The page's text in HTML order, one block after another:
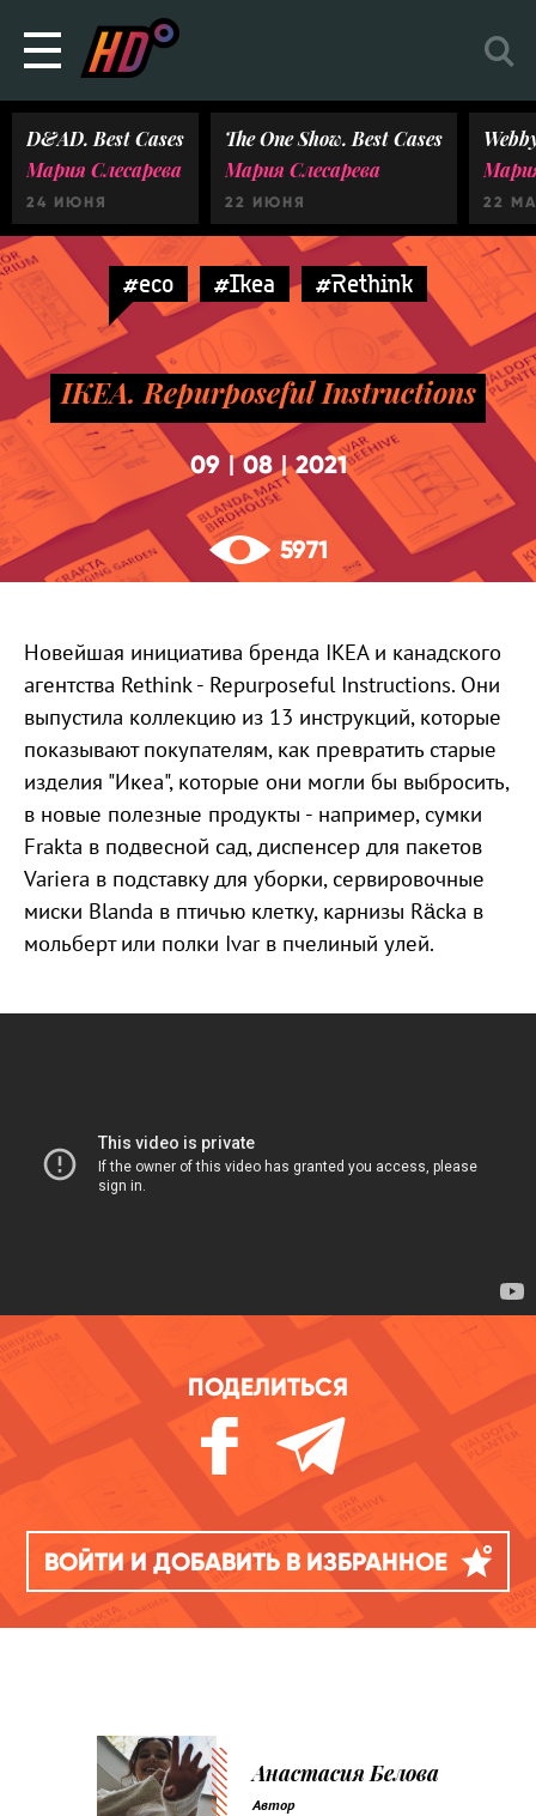
D&AD. Best Cases
Мария Слесарева
24 ИЮНЯ
The One Show. Best Cases
Мария Слесарева
22 ИЮНЯ 22
#eco #Ikea #Rethink
IKEA. Repurposeful Instructions
09 |08|2021
5971
Новейшая инициатива бренда IKEA и канадского
агентства Rethink - Repurposeful Instructions. Они
выпустила коллекцию из 13 инструкций, которые
показывают покупателям, как превратить старые
изделия "Икеа", которые они могли бы выбросить,
в новые полезные продукты - например, сумки
Frakta в подвесной сад, диспенсер для пакетов
Variera в подставку для уборки, сервировочные
миски Blanda в птичью клетку, карнизы Räcka в
мольберт или полки Ivar в пчелиный улей.
ПОДЕЛИТЬСЯ
ВОЙТИ И ДОБАВИТЬ В ИЗБРАННОЕ
Анастасия Белова
Автор